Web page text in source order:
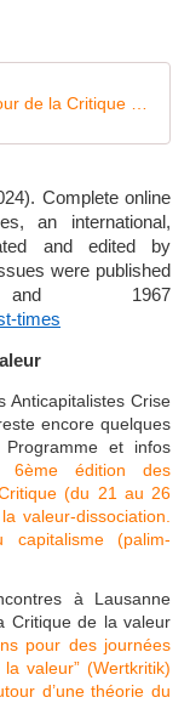
Complete online
an international,
and edited by
were published
1967
times
Anticapitalistes Crise
encore quelques
et infos
6ème édition des
(du 21 au 26
valeur-dissociation.
(palim-
à Lausanne
Critique de la valeur
pour des journées
valeur” (Wertkritik)
d’une théorie du